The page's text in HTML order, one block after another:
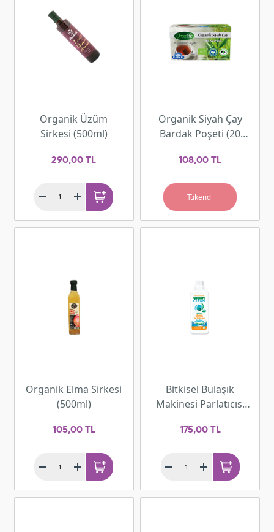
Organik Üzüm
Sirkesi (500ml)
290,00 TL
Organik Siyah Çay
Bardak Poşeti (20
108,00 TL
Tükendi
Organik Elma Sirkesi
(500ml)
105,00 TL
Bitkisel Bulaşık
Makinesi Parlatıcısı
175,00 TL